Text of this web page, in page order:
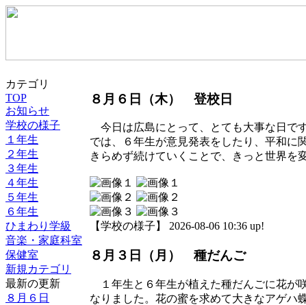
カテゴリ
TOP
お知らせ
学校の様子
１年生
２年生
３年生
４年生
５年生
６年生
ひまわり学級
音楽・家庭科室
保健室
新規カテゴリ
最新の更新
８月６日
８月６日（木） 登校日
今日は広島にとって、とても大事な日で
では、６年生が意見発表をしたり、平和に
きらめず続けていくことで、きっと世界を
【学校の様子】 2026-08-06 10:36 up!
８月３日（月） 種だんご
１年生と６年生が植えた種だんごに花が
なりました。花の蜜を求めて大きなアゲハ